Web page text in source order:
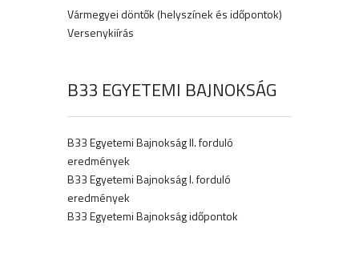
Vármegyei döntők (helyszínek és időpontok)
Versenykiírás
B33 EGYETEMI BAJNOKSÁG
B33 Egyetemi Bajnokság II. forduló
eredmények
B33 Egyetemi Bajnokság I. forduló
eredmények
B33 Egyetemi Bajnokság időpontok